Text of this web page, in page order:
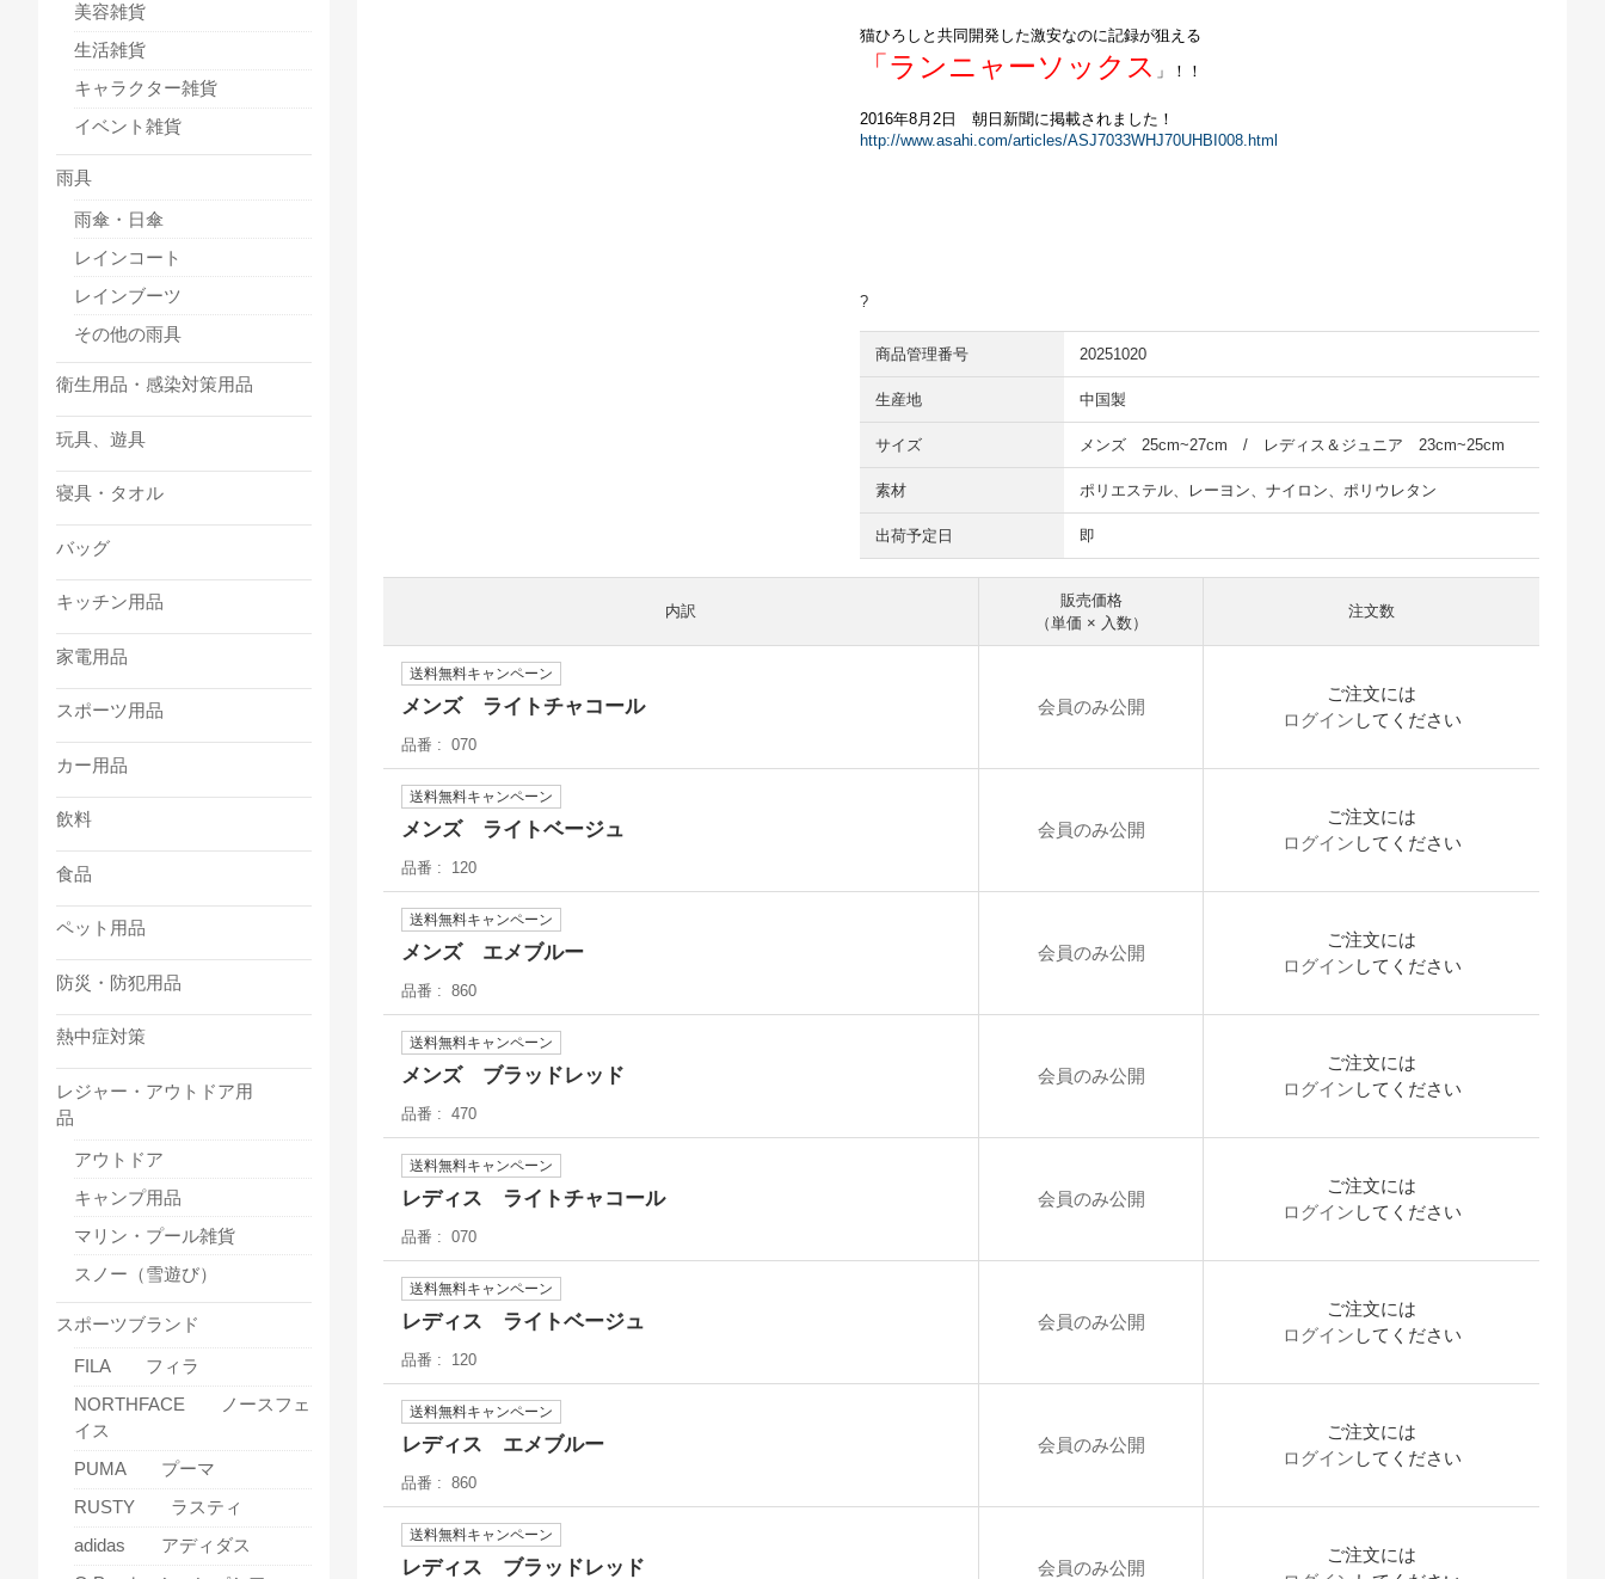
猫ひろしと共同開発した激安なのに記録が狙える
「ランニャーソックス 」！！
2016年8月2日 朝日新聞に掲載されました！
http://www.asahi.com/articles/ASJ7033WHJ70UHBI008.html
?
商品管理番号 20251020
生産地 中国製
サイズ メンズ 25cm~27cm / レディス＆ジュニア 23cm~25cm
素材 ポリエステル、レーヨン、ナイロン、ポリウレタン
出荷予定日 即
内訳
販売価格
（単価 × 入数）
注文数
送料無料キャンペーン
メンズ ライトチャコール
品番 070
会員のみ公開
ご注文には
ログイン してください
送料無料キャンペーン
メンズ ライトベージュ
品番 120
会員のみ公開
ご注文には
ログイン してください
送料無料キャンペーン
メンズ エメブルー
品番 860
会員のみ公開
ご注文には
ログイン してください
送料無料キャンペーン
メンズ ブラッドレッド
品番 470
会員のみ公開
ご注文には
ログイン してください
送料無料キャンペーン
レディス ライトチャコール
品番 070
会員のみ公開
ご注文には
ログイン してください
送料無料キャンペーン
レディス ライトベージュ
品番 120
会員のみ公開
ご注文には
ログイン してください
送料無料キャンペーン
レディス エメブルー
品番 860
会員のみ公開
ご注文には
ログイン してください
送料無料キャンペーン
レディス ブラッドレッド 会員のみ公開
ご注文には
美容雑貨
生活雑貨
キャラクター雑貨
イベント雑貨
雨具
雨傘・日傘
レインコート
レインブーツ
その他の雨具
衛生用品・感染対策用品
玩具、遊具
寝具・タオル
バッグ
キッチン用品
家電用品
スポーツ用品
カー用品
飲料
食品
ペット用品
防災・防犯用品
熱中症対策
レジャー・アウトドア用
品
アウトドア
キャンプ用品
マリン・プール雑貨
スノー（雪遊び）
スポーツブランド
FILA フィラ
NORTHFACE ノースフェ
イス
PUMA プーマ
RUSTY ラスティ
adidas アディダス